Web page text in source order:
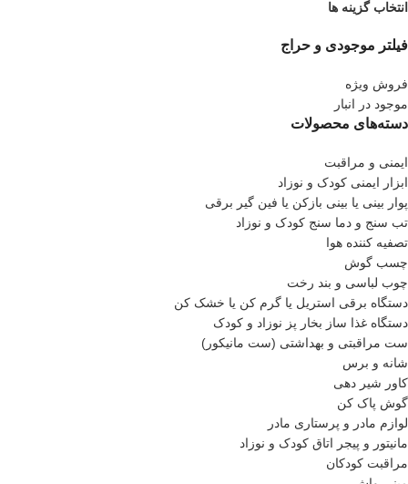
فیلتر موجودی و حراج
فروش ویژه
موجود در انبار
دسته‌های محصولات
ایمنی و مراقبت
ابزار ایمنی کودک و نوزاد
پوار بینی یا بینی بازکن یا فین گیر برقی
تب سنج و دما سنج کودک و نوزاد
تصفیه کننده هوا
چسب گوش
چوب لباسی و بند رخت
دستگاه برقی استریل یا گرم کن یا خشک کن
دستگاه غذا ساز بخار پز نوزاد و کودک
ست مراقبتی و بهداشتی (ست مانیکور)
شانه و برس
کاور شیر دهی
گوش پاک کن
لوازم مادر و پرستاری مادر
مانیتور و پیجر اتاق کودک و نوزاد
مراقبت کودکان
انتخاب گزینه ها